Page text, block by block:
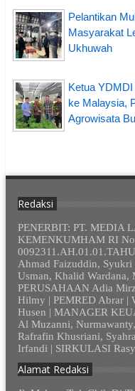
Pelantikan
Masyarakat
Ukhuwah
Ketua
ke Malaysia,
Agrowisata
Redaksi
PENERBIT: PT. MEDIA
KEMENKUMHAM RI
Ahmad Faizuddin,
Usman, Khalid Wardana,
PERUSAHAAN Adia
Hilmy | PEMRED Abrar |
Husen | MANAGER
Al Muzanni,
Rafrafin Khusriani,
Irfandi | SIRKULASI
Alamat Redaksi